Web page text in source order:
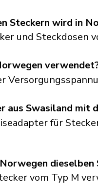
Steckern wird in
und Steckdosen
aus Swasiland mit
für
vom Typ M
dieselben